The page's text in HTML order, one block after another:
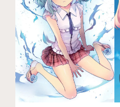
以《小書痴的下剋上》出道
因為有幸得到單行本部門第
在《這本輕小說真厲害！
如不嫌棄，也歡迎大家看看
繪者簡介